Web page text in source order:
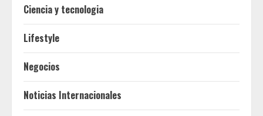
Ciencia y tecnologia
Lifestyle
Negocios
Noticias Internacionales